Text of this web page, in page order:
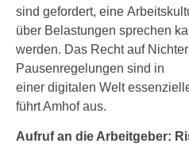
sind gefordert, eine
über Belastungen sprechen
werden. Das Recht auf
Pausenregelungen sind in
einer digitalen Welt
führt Amhof aus.
Aufruf an die Arbeitgeber: